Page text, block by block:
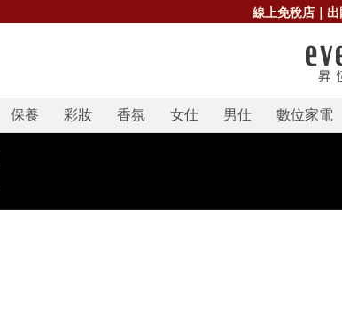
線上免稅店｜
保養 彩妝 香氛 女仕 男仕 數位家電